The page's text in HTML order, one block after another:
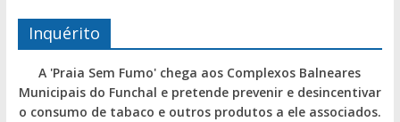
Inquérito
A 'Praia Sem Fumo' chega aos Complexos Balneares
Municipais do Funchal e pretende prevenir e desincentivar
o consumo de tabaco e outros produtos a ele associados.